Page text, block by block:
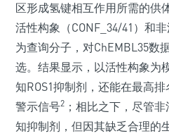
区形成氢键相互作用所需的供
活性构象（CONF_34/41）和
为查询分子，对ChEMBL35数
选。结果显示，以活性构象为
知ROS1抑制剂，还能在最高
警示信号2 ；相比之下，尽管
知抑制剂，但因其缺乏合理的